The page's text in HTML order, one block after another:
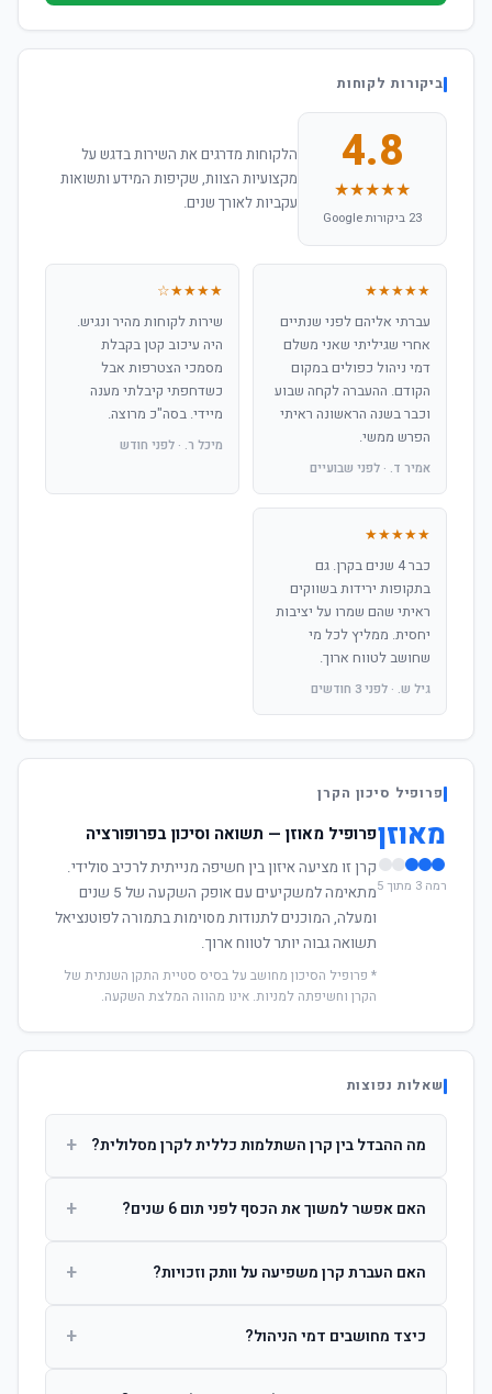
ביקורות לקוחות
4.8
★★★★★
23 ביקורות Google
הלקוחות מדרגים את השירות בדגש על
מקצועיות הצוות, שקיפות המידע ותשואות
עקביות לאורך שנים.
★★★★★
עברתי אליהם לפני שנתיים
אחרי שגיליתי שאני משלם
דמי ניהול כפולים במקום
הקודם. ההעברה לקחה שבוע
וכבר בשנה הראשונה ראיתי
הפרש ממשי.
אמיר ד. · לפני שבועיים
★★★★☆
שירות לקוחות מהיר ונגיש.
היה עיכוב קטן בקבלת
מסמכי הצטרפות אבל
כשדחפתי קיבלתי מענה
מיידי. בסה"כ מרוצה.
מיכל ר. · לפני חודש
★★★★★
כבר 4 שנים בקרן. גם
בתקופות ירידות בשווקים
ראיתי שהם שמרו על יציבות
יחסית. ממליץ לכל מי
שחושב לטווח ארוך.
גיל ש. · לפני 3 חודשים
פרופיל סיכון הקרן
מאוזן
רמה 3 מתוך 5
פרופיל מאוזן — תשואה וסיכון בפרופורציה
קרן זו מציעה איזון בין חשיפה מנייתית לרכיב סולידי.
מתאימה למשקיעים עם אופק השקעה של 5 שנים
ומעלה, המוכנים לתנודות מסוימות בתמורה לפוטנציאל
תשואה גבוה יותר לטווח ארוך.
* פרופיל הסיכון מחושב על בסיס סטיית התקן השנתית של
הקרן וחשיפתה למניות. אינו מהווה המלצת השקעה.
שאלות נפוצות
מה ההבדל בין קרן השתלמות כללית לקרן מסלולית? +
ההשקעות. קרן מסלולית עוקבת אחרי מדד ספציפי ומאפשרת
האם אפשר למשוך את הכסף לפני תום 6 שנים? +
הרווחים. לאחר 6 שנים ניתן למשוך פטור ממס עד לתקרה
האם העברת קרן משפיעה על וותק וזכויות? +
החברות. הוותק ממשיך להיספר מיום ההפקדה הראשונה.
כיצד מחושבים דמי הניהול? +